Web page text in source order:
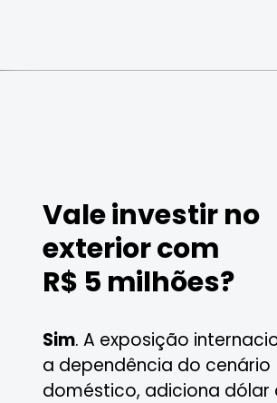
Sim. A exposição
a dependência do cenário
doméstico, adiciona dólar
Vale investir no
exterior com
R$ 5 milhões?